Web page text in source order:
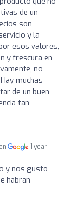
de un
son
y la
esos valores,
y frescura en
no
muchas
de un buen
tan
1 year
y nos gusto
habran